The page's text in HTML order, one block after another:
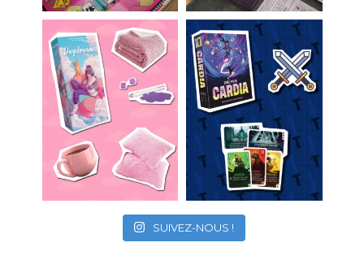
SUIVEZ-NOUS !